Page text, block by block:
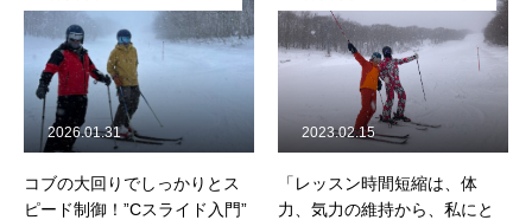
コブの大回りでしっかりとス
ピード制御！”Cスライド入門”
2026.01.31
「レッスン時間短縮は、体
力、気力の維持から、私にと
2023.02.15